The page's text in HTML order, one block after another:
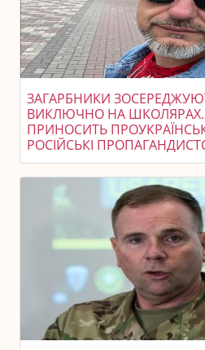
ЗАГАРБНИКИ
ВИКЛЮЧНО НА
ПРИНОСИТЬ
РОСІЙСЬКІ